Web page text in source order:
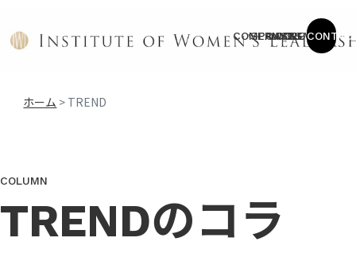
COMPANY
SERVICE
CASES
COLUMN
NEWS
ホーム > TREND
COLUMN
TRENDのコラ